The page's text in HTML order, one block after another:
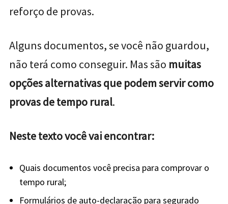
reforço de provas.
Alguns documentos, se você não guardou,
não terá como conseguir. Mas são muitas
opções alternativas que podem servir como
provas de tempo rural.
Neste texto você vai encontrar:
Quais documentos você precisa para comprovar o
tempo rural;
Formulários de auto-declaração para segurado